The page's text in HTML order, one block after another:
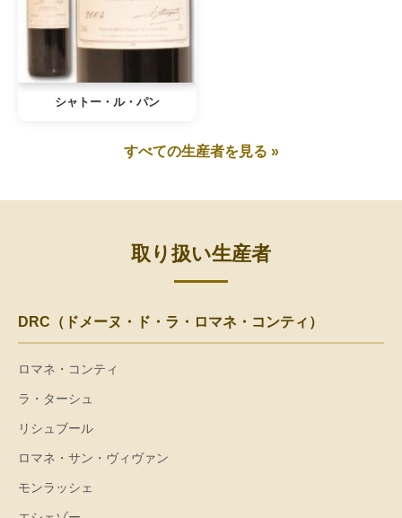
シャトー・ル・パン
すべての生産者を見る »
取り扱い生産者
DRC（ドメーヌ・ド・ラ・ロマネ・コンティ）
ロマネ・コンティ
ラ・ターシュ
リシュブール
ロマネ・サン・ヴィヴァン
モンラッシェ